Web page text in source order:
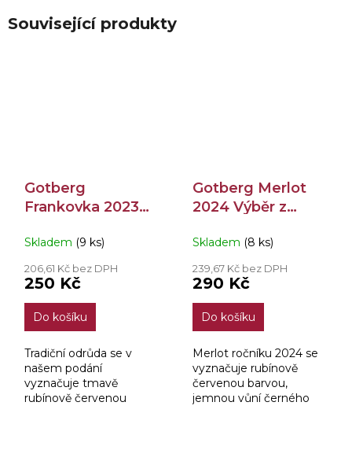
Související produkty
Gotberg
Frankovka 2023
0,75l
Skladem (9 ks)
206,61 Kč bez DPH
250 Kč
Do košíku
Tradiční odrůda se v
našem podání
vyznačuje tmavě
rubínově červenou
Gotberg Merlot
2024 Výběr z
Skladem (8 ks)
239,67 Kč bez DPH
290 Kč
Do košíku
Merlot ročníku 2024 se
vyznačuje rubínově
červenou barvou,
jemnou vůní černého